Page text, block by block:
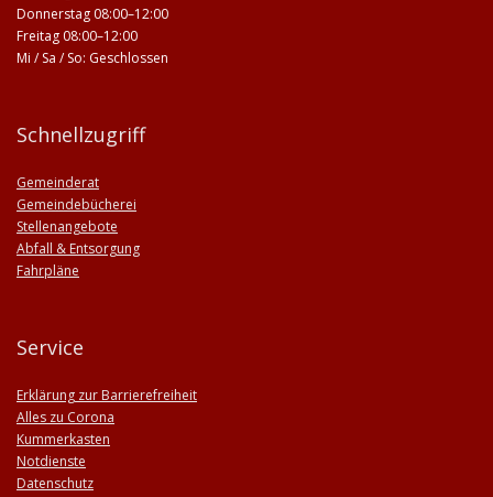
Donnerstag 08:00–12:00
Freitag 08:00–12:00
Mi / Sa / So: Geschlossen
Schnellzugriff
Gemeinderat
Gemeindebücherei
Stellenangebote
Abfall & Entsorgung
Fahrpläne
Service
Erklärung zur Barrierefreiheit
Alles zu Corona
Kummerkasten
Notdienste
Datenschutz